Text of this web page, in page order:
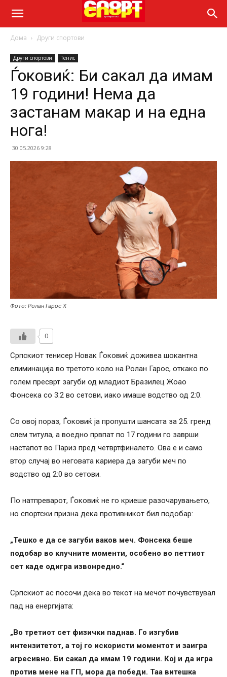
Дома Други спортови
Други спортови Тенис
Ѓоковиќ: Би сакал да имам
19 години! Нема да
застанам макар и на една
нога!
30.05.2026 9:28
Фото: Ролан Гарос Х
0
Српскиот тенисер Новак Ѓоковиќ доживеа шокантна
елиминација во третото коло на Ролан Гарос, откако по
голем пресврт загуби од младиот Бразилец Жоао
Фонсека со 3:2 во сетови, иако имаше водство од 2:0.
Со овој пораз, Ѓоковиќ ја пропушти шансата за 25. гренд
слем титула, а воедно првпат по 17 години го заврши
настапот во Париз пред четвртфиналето. Ова е и само
втор случај во неговата кариера да загуби меч по
водство од 2:0 во сетови.
По натпреварот, Ѓоковиќ не го криеше разочарувањето,
но спортски призна дека противникот бил подобар:
„Тешко е да се загуби ваков меч. Фонсека беше
подобар во клучните моменти, особено во петтиот
сет каде одигра извонредно.“
Српскиот ас посочи дека во текот на мечот почувствувал
пад на енергијата:
„Во третиот сет физички паднав. Го изгубив
интензитетот, а тој го искористи моментот и заигра
агресивно. Би сакал да имам 19 години. Кој и да игра
против мене на ГП, мора да победи. Таа витешка